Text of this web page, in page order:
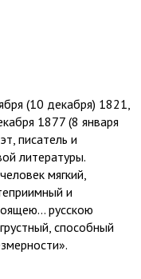
(10 декабря) 1821,
1877 (8 января
писатель и
литературы.
мягкий,
и
русскою
способный